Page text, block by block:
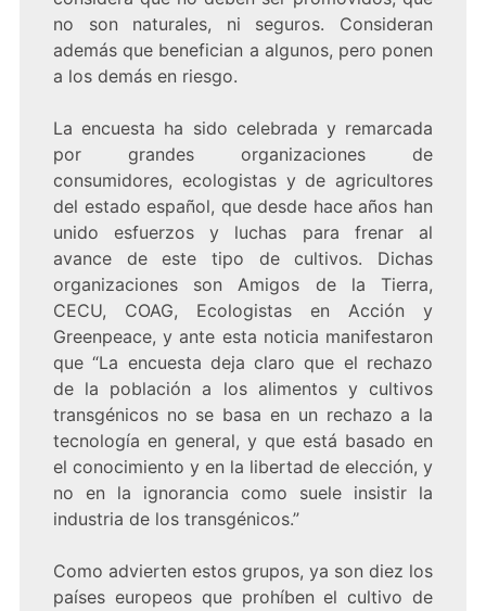
no son naturales, ni seguros. Consideran
además que benefician a algunos, pero ponen
a los demás en riesgo.
La encuesta ha sido celebrada y remarcada
por grandes organizaciones de
consumidores, ecologistas y de agricultores
del estado español, que desde hace años han
unido esfuerzos y luchas para frenar al
avance de este tipo de cultivos. Dichas
organizaciones son Amigos de la Tierra,
CECU, COAG, Ecologistas en Acción y
Greenpeace, y ante esta noticia manifestaron
que “La encuesta deja claro que el rechazo
de la población a los alimentos y cultivos
transgénicos no se basa en un rechazo a la
tecnología en general, y que está basado en
el conocimiento y en la libertad de elección, y
no en la ignorancia como suele insistir la
industria de los transgénicos.”
Como advierten estos grupos, ya son diez los
países europeos que prohíben el cultivo de